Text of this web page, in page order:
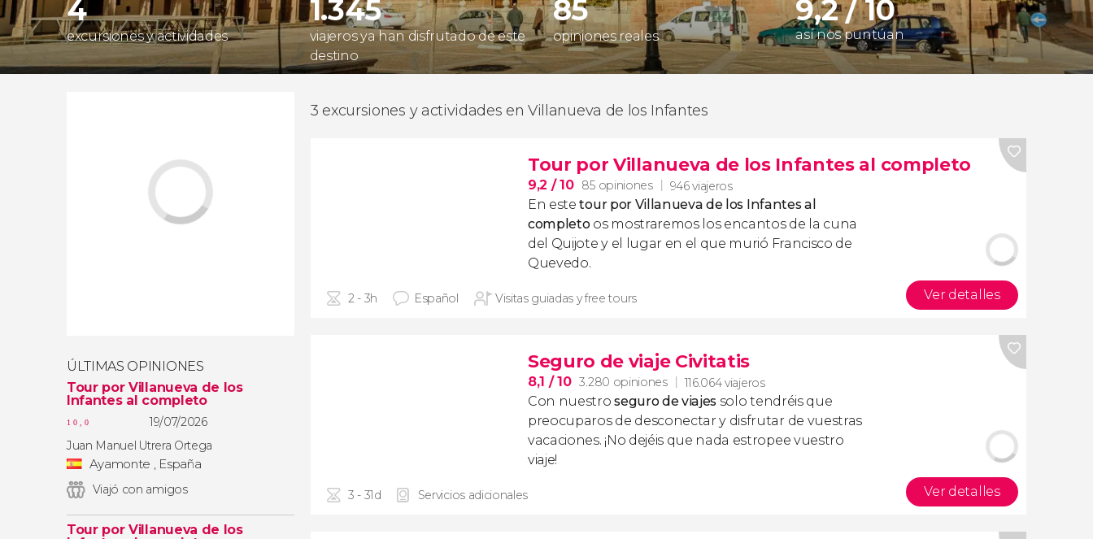
4
excursiones y actividades
1.345
viajeros ya han disfrutado de este
destino
85
opiniones reales
9,2 / 10
así nos puntúan
ÚLTIMAS OPINIONES
Tour por Villanueva de los
Infantes al completo
10,0
19/07/2026
Juan Manuel Utrera Ortega
Ayamonte , España
Viajó con amigos
Tour por Villanueva de los
3 excursiones y actividades en Villanueva de los Infantes
Tour por Villanueva de los Infantes al completo
9,2 / 10 85 opiniones 946 viajeros
En estetour por Villanueva de los Infantes al
completoos mostraremos los encantos de la cuna
del Quijote y el lugar en el que murió Francisco de
Quevedo.
2 - 3h Español Visitas guiadas y free tours Ver detalles
Seguro de viaje Civitatis
8,1 / 10 3.280 opiniones 116.064 viajeros
Con nuestroseguro de viajes solo tendréis que
preocuparos de desconectar y disfrutar de vuestras
vacaciones. ¡No dejéis que nada estropee vuestro
viaje!
3 - 31d Servicios adicionales Ver detalles